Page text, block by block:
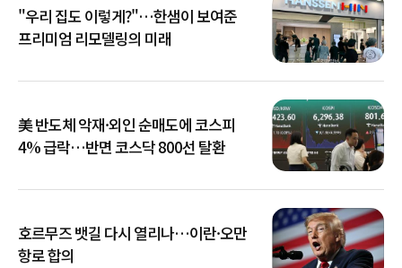
"우리 집도 이렇게?"…한샘이 보여준
프리미엄 리모델링의 미래
美 반도체 악재·외인 순매도에 코스피
4% 급락…반면 코스닥 800선 탈환
호르무즈 뱃길 다시 열리나…이란·오만
항로 합의